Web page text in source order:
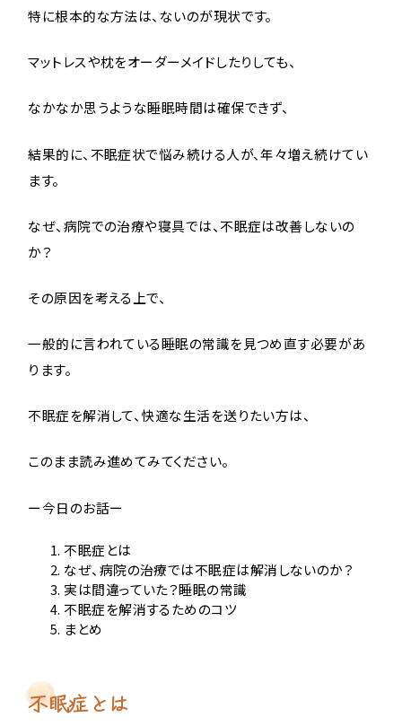
特に根本的な方法は、ないのが現状です。
マットレスや枕をオーダーメイドしたりしても、
なかなか思うような睡眠時間は確保できず、
結果的に、不眠症状で悩み続ける人が、年々増え続けてい
ます。
なぜ、病院での治療や寝具では、不眠症は改善しないの
か？
その原因を考える上で、
一般的に言われている睡眠の常識を見つめ直す必要があ
ります。
不眠症を解消して、快適な生活を送りたい方は、
このまま読み進めてみてください。
ー今日のお話ー
不眠症とは
なぜ、病院の治療では不眠症は解消しないのか？
実は間違っていた？睡眠の常識
不眠症を解消するためのコツ
まとめ
不眠症とは